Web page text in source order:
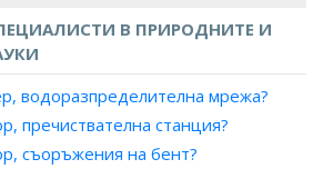
В ПРИРОДНИТЕ И
водоразпределителна мрежа?
пречиствателна станция?
съоръжения на бент?